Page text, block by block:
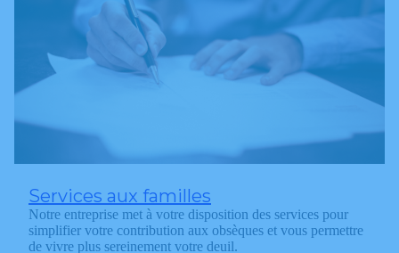
Services aux familles
Notre entreprise met à votre disposition des services pour
simplifier votre contribution aux obsèques et vous permettre
de vivre plus sereinement votre deuil.